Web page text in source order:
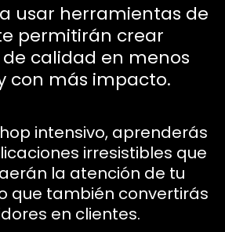
usar herramientas de
permitirán crear
calidad en menos
con más impacto.
intensivo, aprenderás
irresistibles que
la atención de tu
que también convertirás
en clientes.